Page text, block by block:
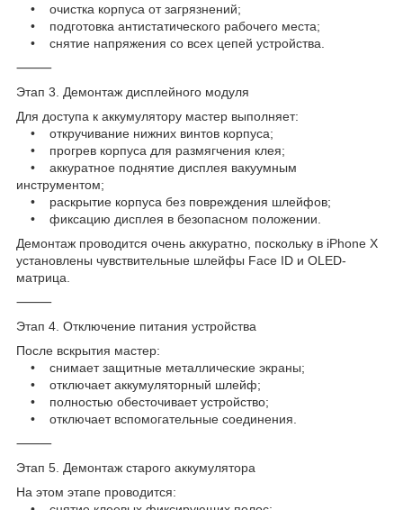
• очистка корпуса от загрязнений;
• подготовка антистатического рабочего места;
• снятие напряжения со всех цепей устройства.
⸻
Этап 3. Демонтаж дисплейного модуля
Для доступа к аккумулятору мастер выполняет:
• откручивание нижних винтов корпуса;
• прогрев корпуса для размягчения клея;
• аккуратное поднятие дисплея вакуумным
инструментом;
• раскрытие корпуса без повреждения шлейфов;
• фиксацию дисплея в безопасном положении.
Демонтаж проводится очень аккуратно, поскольку в iPhone X
установлены чувствительные шлейфы Face ID и OLED-
матрица.
⸻
Этап 4. Отключение питания устройства
После вскрытия мастер:
• снимает защитные металлические экраны;
• отключает аккумуляторный шлейф;
• полностью обесточивает устройство;
• отключает вспомогательные соединения.
⸻
Этап 5. Демонтаж старого аккумулятора
На этом этапе проводится: